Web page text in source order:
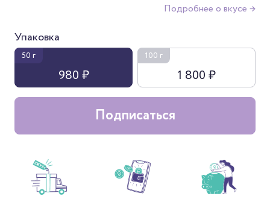
Подробнее о вкусе →
Упаковка
50 г
980 ₽
100 г
1 800 ₽
Подписаться